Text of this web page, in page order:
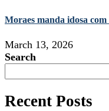
Moraes manda idosa
March 13, 2026
Search
Recent Posts